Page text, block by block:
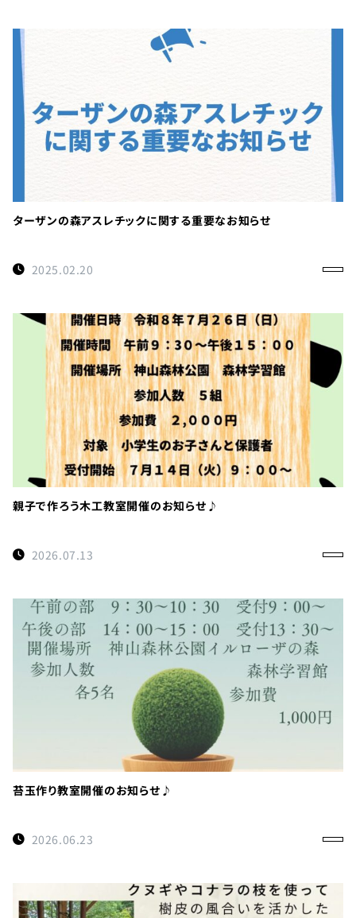
ターザンの森アスレチックに関する重要なお知らせ
2025.02.20
親子で作ろう木工教室開催のお知らせ♪
2026.07.13
苔玉作り教室開催のお知らせ♪
2026.06.23